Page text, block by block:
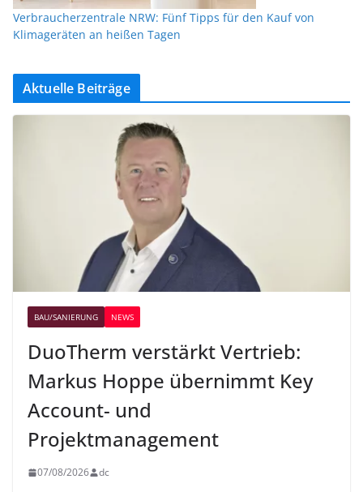
Verbraucherzentrale NRW: Fünf Tipps für den Kauf von
Klimageräten an heißen Tagen
Aktuelle Beiträge
BAU/SANIERUNG NEWS
DuoTherm verstärkt Vertrieb:
Markus Hoppe übernimmt Key
Account- und
Projektmanagement
07/08/2026 dc